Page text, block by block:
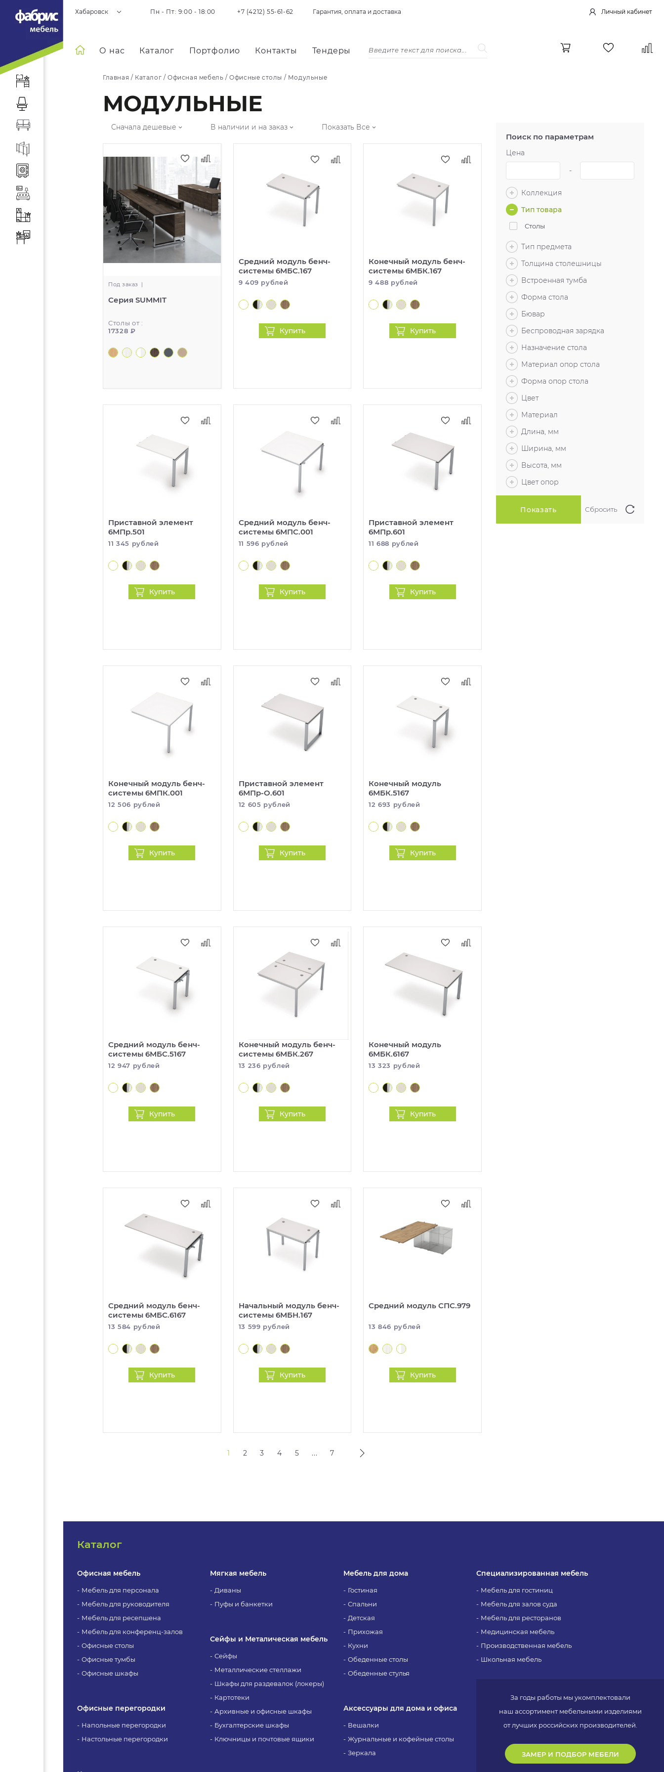
Хабаровск Пн - Пт: 9:00 - 18:00 +7 (4212) 55-61-62 Гарантия, оплата и доставка Личный кабинет
О нас Каталог Портфолио Контакты Тендеры
Главная / Каталог /Офисная мебель /Офисные столы / Модульные
МОДУЛЬНЫЕ
Поиск по параметрам
Цена
-
Коллекция
Тип товара
Столы
Тип предмета
Толщина столешницы
Встроенная тумба
Форма стола
Бювар
Беспроводная зарядка
Назначение стола
Материал опор стола
Форма опор стола
Цвет
Материал
Длина, мм
Ширина, мм
Высота, мм
Цвет опор
Сначала дешевые В наличии и на заказ Показать Все
Под заказ |
Серия SUMMIT
Столы от :
17328 ₽
Средний модуль бенч-
системы 6МБС.167
9 409 рублей
Купить
Конечный модуль бенч-
системы 6МБК.167
9 488 рублей
Купить
Приставной элемент
6МПр.501
11 345 рублей
Купить
Средний модуль бенч-
системы 6МПС.001
11 596 рублей
Купить
Приставной элемент
6МПр.601
11 688 рублей
Купить
Конечный модуль бенч-
системы 6МПК.001
12 506 рублей
Купить
Приставной элемент
6МПр-О.601
12 605 рублей
Купить
Конечный модуль
6МБК.5167
12 693 рублей
Купить
Средний модуль бенч-
системы 6МБС.5167
12 947 рублей
Купить
Конечный модуль бенч-
системы 6МБК.267
13 236 рублей
Купить
Конечный модуль
6МБК.6167
13 323 рублей
Купить
Средний модуль бенч-
системы 6МБС.6167
13 584 рублей
Купить
Начальный модуль бенч-
системы 6МБН.167
13 599 рублей
Купить
Средний модуль СПС.979
13 846 рублей
Купить
1 2 3 4 5 ... 7
Каталог
Офисная мебель
Мебель для персонала
Мебель для руководителя
Мебель для ресепшена
Мебель для конференц-залов
Офисные столы
Офисные тумбы
Офисные шкафы
Офисные перегородки
Напольные перегородки
Настольные перегородки
Мягкая мебель
Диваны
Пуфы и банкетки
Сейфы и Металическая мебель
Сейфы
Металлические стеллажи
Шкафы для раздевалок (локеры)
Картотеки
Архивные и офисные шкафы
Бухгалтерские шкафы
Ключницы и почтовые ящики
Мебель для дома
Гостиная
Спальни
Детская
Прихожая
Кухни
Обеденные столы
Обеденные стулья
Аксессуары для дома и офиса
Вешалки
Журнальные и кофейные столы
Зеркала
Специализированная мебель
Мебель для гостиниц
Мебель для залов суда
Мебель для ресторанов
Медицинская мебель
Производственная мебель
Школьная мебель
За годы работы мы укомплектовали
наш ассортимент мебельными изделиями
от лучших российских производителей.
ЗАМЕР И ПОДБОР МЕБЕЛИ